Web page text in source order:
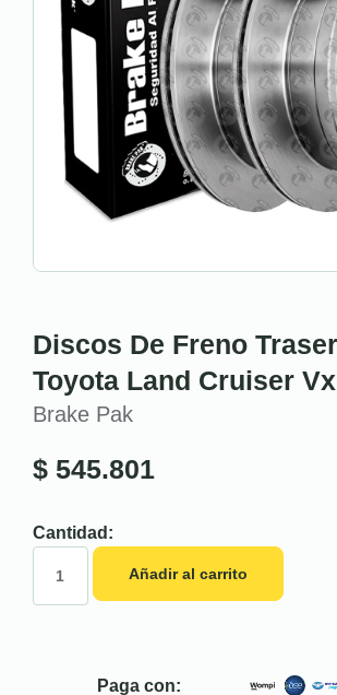
Discos De Freno
Toyota Land Cruiser Vx
Brake Pak
$ 545.801
Cantidad:
Añadir al carrito
Paga con: